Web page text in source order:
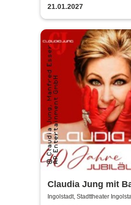
21.01.2027
Claudia Jung mit
Jahre
Ingolstadt, Stadttheater